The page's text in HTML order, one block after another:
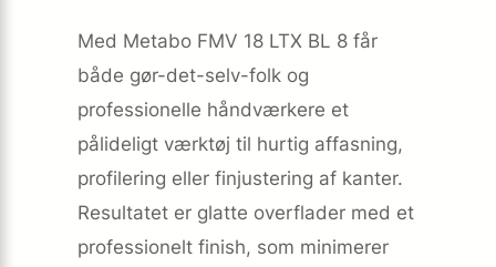
Med Metabo FMV 18 LTX BL 8 får
både gør-det-selv-folk og
professionelle håndværkere et
pålideligt værktøj til hurtig affasning,
profilering eller finjustering af kanter.
Resultatet er glatte overflader med et
professionelt finish, som minimerer